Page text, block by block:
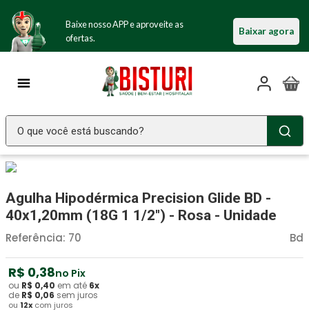
Baixe nosso APP e aproveite as
ofertas.
Baixar agora
O que você está buscando?
Agulha Hipodérmica Precision Glide BD -
40x1,20mm (18G 1 1/2") - Rosa - Unidade
Bd
Referência: 70
R$ 0,38no Pix
ou R$ 0,40 em até 6x
de R$ 0,06 sem juros
ou 12x com juros
2º Fralda Geriatrica
3º Luva Latex
4º Littmann
5 º Estetoscopio Littmann
6º Aparelho Pressão